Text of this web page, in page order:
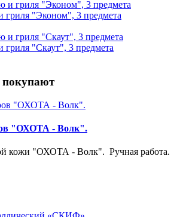
гриля "Эконом", 3 предмета
гриля "Скаут", 3 предмета
покупают
"ОХОТА - Волк".
кожи "ОХОТА - Волк". Ручная работа.